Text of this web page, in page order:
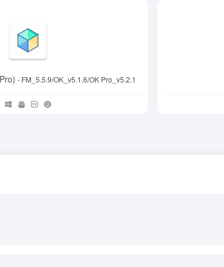
- FM_5.5.9/OK_v5.1.6/OK Pro_v5.2.1